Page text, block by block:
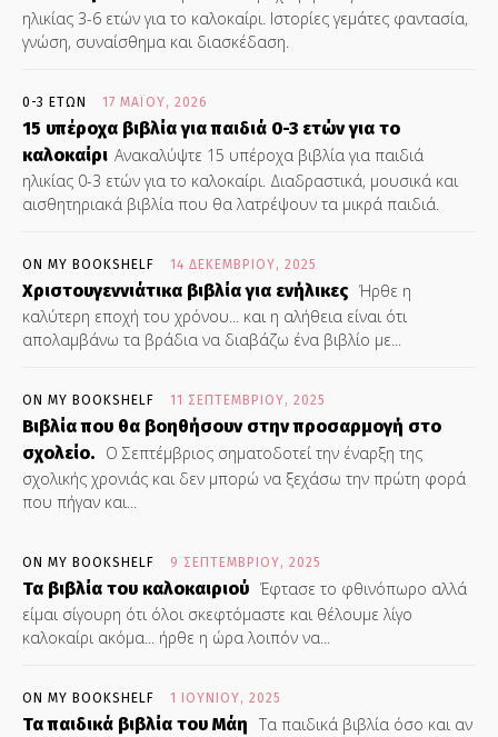
ηλικίας 3-6 ετών για το καλοκαίρι. Ιστορίες γεμάτες φαντασία,
γνώση, συναίσθημα και διασκέδαση.
0-3 ΕΤΏΝ 17 ΜΑΪ́ΟΥ, 2026
15 υπέροχα βιβλία για παιδιά 0-3 ετών για το
καλοκαίρι Ανακαλύψτε 15 υπέροχα βιβλία για παιδιά
ηλικίας 0-3 ετών για το καλοκαίρι. Διαδραστικά, μουσικά και
αισθητηριακά βιβλία που θα λατρέψουν τα μικρά παιδιά.
ON MY BOOKSHELF 14 ΔΕΚΕΜΒΡΊΟΥ, 2025
Χριστουγεννιάτικα βιβλία για ενήλικες Ήρθε η
καλύτερη εποχή του χρόνου... και η αλήθεια είναι ότι
απολαμβάνω τα βράδια να διαβάζω ένα βιβλίο με...
ON MY BOOKSHELF 11 ΣΕΠΤΕΜΒΡΊΟΥ, 2025
Βιβλία που θα βοηθήσουν στην προσαρμογή στο
σχολείο. Ο Σεπτέμβριος σηματοδοτεί την έναρξη της
σχολικής χρονιάς και δεν μπορώ να ξεχάσω την πρώτη φορά
που πήγαν και...
ON MY BOOKSHELF 9 ΣΕΠΤΕΜΒΡΊΟΥ, 2025
Τα βιβλία του καλοκαιριού Έφτασε το φθινόπωρο αλλά
είμαι σίγουρη ότι όλοι σκεφτόμαστε και θέλουμε λίγο
καλοκαίρι ακόμα... ήρθε η ώρα λοιπόν να...
ON MY BOOKSHELF 1 ΙΟΥΝΊΟΥ, 2025
Τα παιδικά βιβλία του Μάη Τα παιδικά βιβλία όσο και αν